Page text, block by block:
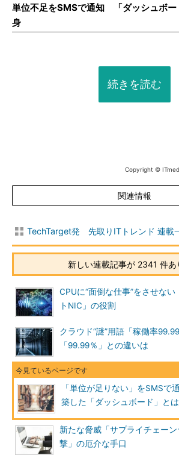
単位不足をSMSで通知 「ダッシュボー
身
続きを読む
Copyright ©
関連情報
TechTarget発 先取りITトレンド 連載
新しい連載記事が 2341 件あ
CPUに“面倒な仕事”をさせない
トNIC」の役割
クラウド“謎”用語「稼働率
「99.99％」との違いは
「単位が足りない」をSMS
築した「ダッシュボード」とは
新たな脅威「サプライチェー
撃」の厄介な手口